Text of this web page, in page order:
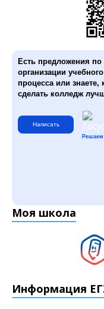
Есть предложения по
организации учебного
процесса или знаете,
сделать колледж
Написать
Решаем
Моя школа
Информация